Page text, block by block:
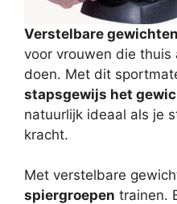
Verstelbare gewichten
voor vrouwen die thuis
doen. Met dit
stapsgewijs het
natuurlijk ideaal als je
kracht.
Met verstelbare
spiergroepen trainen.